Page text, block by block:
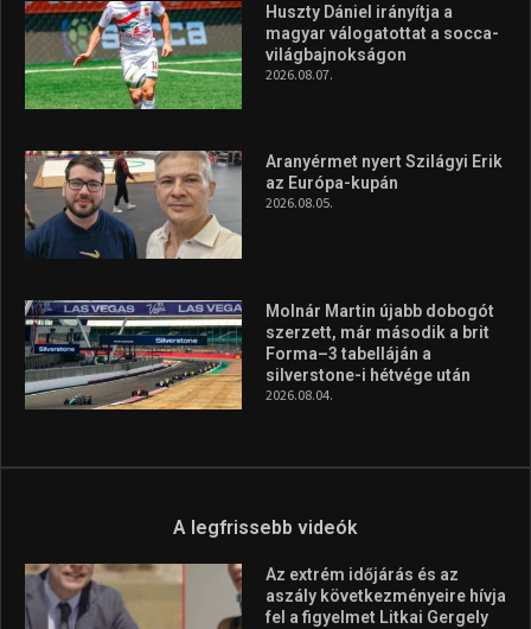
Huszty Dániel irányítja a
magyar válogatottat a socca-
világbajnokságon
2026.08.07.
Aranyérmet nyert Szilágyi Erik
az Európa-kupán
2026.08.05.
Molnár Martin újabb dobogót
szerzett, már második a brit
Forma–3 tabelláján a
silverstone-i hétvége után
2026.08.04.
A legfrissebb videók
Az extrém időjárás és az
aszály következményeire hívja
fel a figyelmet Litkai Gergely